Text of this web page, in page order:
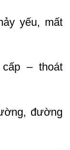
yếu, mất
– thoát
đường